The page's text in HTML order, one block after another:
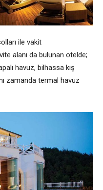
ile vakit
alanı da bulunan otelde;
havuz, bilhassa kış
zamanda termal havuz